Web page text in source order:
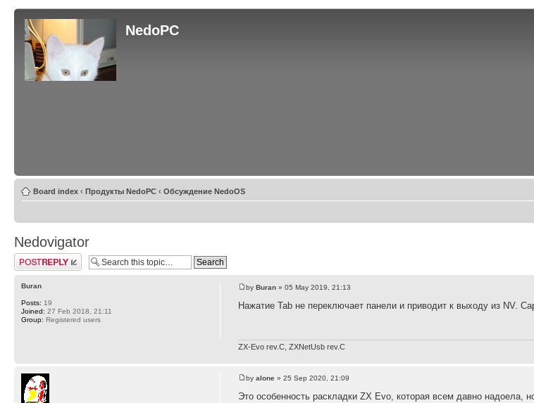
NedoPC
Board index ‹ Продукты NedoPC ‹ Обсуждение NedoOS
Nedovigator
Post a reply
byBuran » 05 May 2019, 21:13
Нажатие Tab не переключает панели и приводит к выходу из NV.
ZX-Evo rev.C, ZXNetUsb rev.С
Buran
Posts: 19
Joined: 27 Feb 2018, 21:11
Group: Registered users
byalone » 25 Sep 2020, 21:09
Это особенность раскладки ZX Evo, которая всем давно